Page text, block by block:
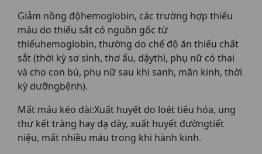
Giảm nồng độhemoglobin, các trường hợp thiếu
máu do thiếu sắt có nguồn gốc từ
thiếuhemoglobin, thường do chế độ ăn thiếu chất
sắt (thời kỳ sơ sinh, thơ ấu, dậythì, phụ nữ có thai
và cho con bú, phụ nữ sau khi sanh, mãn kinh, thời
kỳ dưỡngbệnh).
Mất máu kéo dài:Xuất huyết do loét tiêu hóa, ung
thư kết tràng hay dạ dày, xuất huyết đườngtiết
niệu, mất nhiều máu trong khi hành kinh.